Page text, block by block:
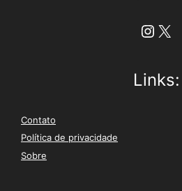
X
Links:
Contato
Política de privacidade
Sobre